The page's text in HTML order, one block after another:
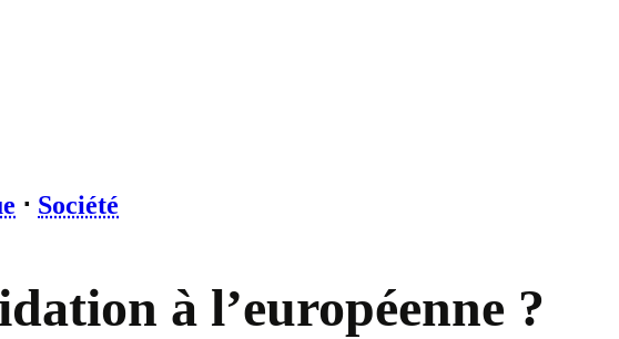
⋅ Société
à l’européenne ?